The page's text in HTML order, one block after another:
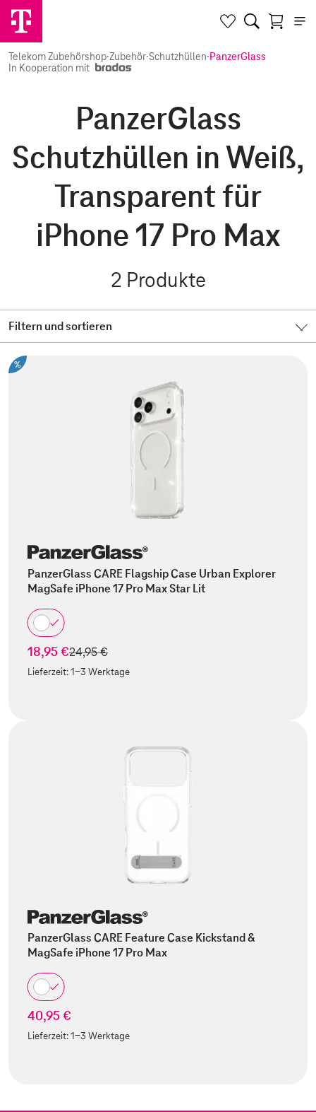
Telekom Zubehörshop·Zubehör·Schutzhüllen·PanzerGlass
In Kooperation mit
PanzerGlass
Schutzhüllen in Weiß,
Transparent für
iPhone 17 Pro Max
2 Produkte
Filtern und sortieren
%
PanzerGlass CARE Flagship Case Urban Explorer
MagSafe iPhone 17 Pro Max Star Lit
18,95 €statt
24,95 €
Lieferzeit:1-3 Werktage
PanzerGlass CARE Feature Case Kickstand &
MagSafe iPhone 17 Pro Max
40,95 €
Lieferzeit:1-3 Werktage